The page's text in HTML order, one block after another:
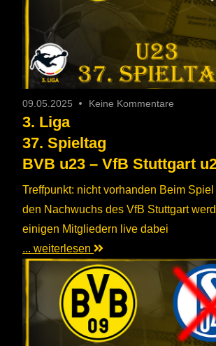
09.05.2025 Keine Kommentare
3. Liga
37. Spieltag
BVB u23 – VfB Stuttgart
Treffpunkt: nicht vorhanden Beim
den Nachwuchs des VfB Stuttgart
einigen Mitgliedern live dabei
... weiterlesen